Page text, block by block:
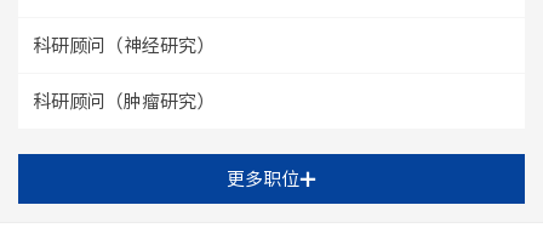
科研顾问（神经研究）
科研顾问（肿瘤研究）
更多职位